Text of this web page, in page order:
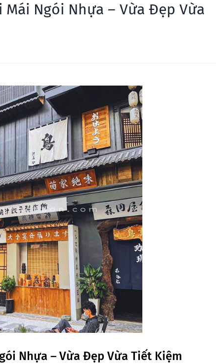
Ngói Nhựa – Vừa Đẹp Vừa
Nhựa – Vừa Đẹp Vừa Tiết Kiệm